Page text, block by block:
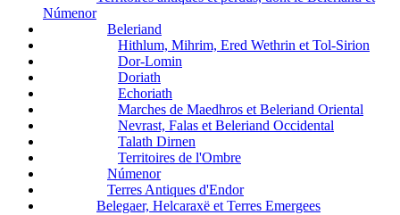
Númenor
Beleriand
Hithlum, Mihrim, Ered Wethrin et Tol-Sirion
Dor-Lomin
Doriath
Echoriath
Marches de Maedhros et Beleriand Oriental
Nevrast, Falas et Beleriand Occidental
Talath Dirnen
Territoires de l'Ombre
Númenor
Terres Antiques d'Endor
Belegaer, Helcaraxë et Terres Emergees